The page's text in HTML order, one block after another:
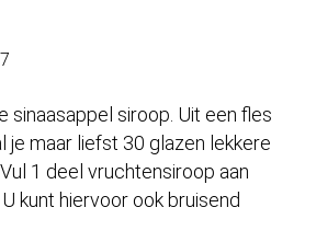
sinaasappel siroop. Uit een fles
je maar liefst 30 glazen lekkere
1 deel vruchtensiroop aan
kunt hiervoor ook bruisend